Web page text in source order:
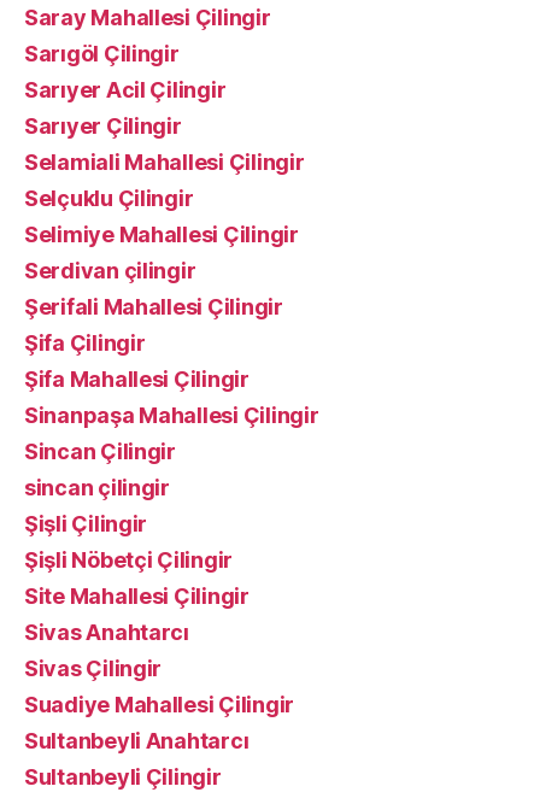
Saray Mahallesi Çilingir
Sarıgöl Çilingir
Sarıyer Acil Çilingir
Sarıyer Çilingir
Selamiali Mahallesi Çilingir
Selçuklu Çilingir
Selimiye Mahallesi Çilingir
Serdivan çilingir
Şerifali Mahallesi Çilingir
Şifa Çilingir
Şifa Mahallesi Çilingir
Sinanpaşa Mahallesi Çilingir
Sincan Çilingir
sincan çilingir
Şişli Çilingir
Şişli Nöbetçi Çilingir
Site Mahallesi Çilingir
Sivas Anahtarcı
Sivas Çilingir
Suadiye Mahallesi Çilingir
Sultanbeyli Anahtarcı
Sultanbeyli Çilingir